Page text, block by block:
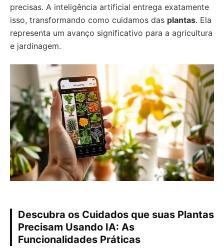
precisas. A inteligência artificial entrega exatamente
isso, transformando como cuidamos das plantas. Ela
representa um avanço significativo para a agricultura
e jardinagem.
Descubra os Cuidados que suas Plantas
Precisam Usando IA: As
Funcionalidades Práticas